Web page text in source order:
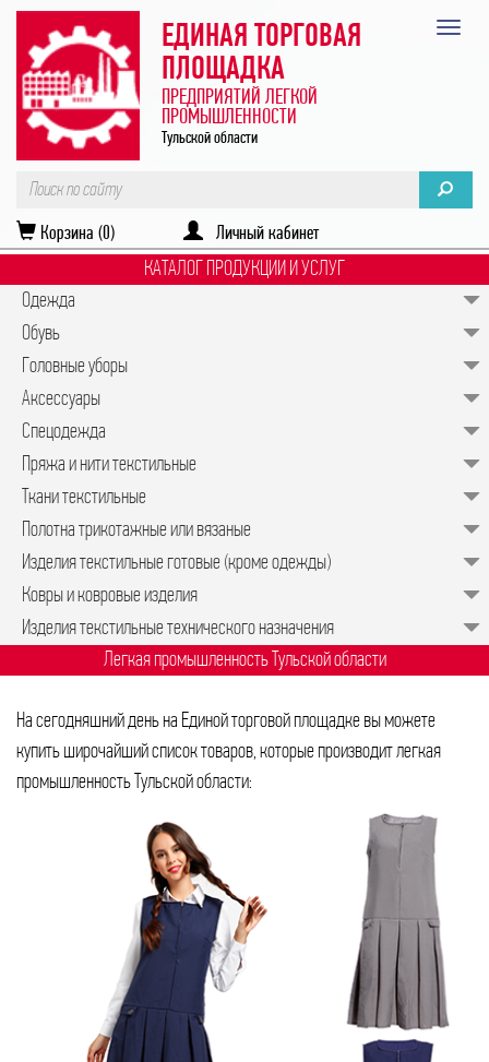
ЕДИНАЯ ТОРГОВАЯ
ПЛОЩАДКА
ПРЕДПРИЯТИЙ ЛЕГКОЙ
ПРОМЫШЛЕННОСТИ
Тульской области
Корзина (0) Личный кабинет
КАТАЛОГ ПРОДУКЦИИ И УСЛУГ
Одежда
Обувь
Головные уборы
Аксессуары
Спецодежда
Пряжа и нити текстильные
Ткани текстильные
Полотна трикотажные или вязаные
Изделия текстильные готовые (кроме одежды)
Ковры и ковровые изделия
Изделия текстильные технического назначения
Легкая промышленность Тульской области
На сегодняшний день на Единой торговой площадке вы можете
купить широчайший список товаров, которые производит легкая
промышленность Тульской области: